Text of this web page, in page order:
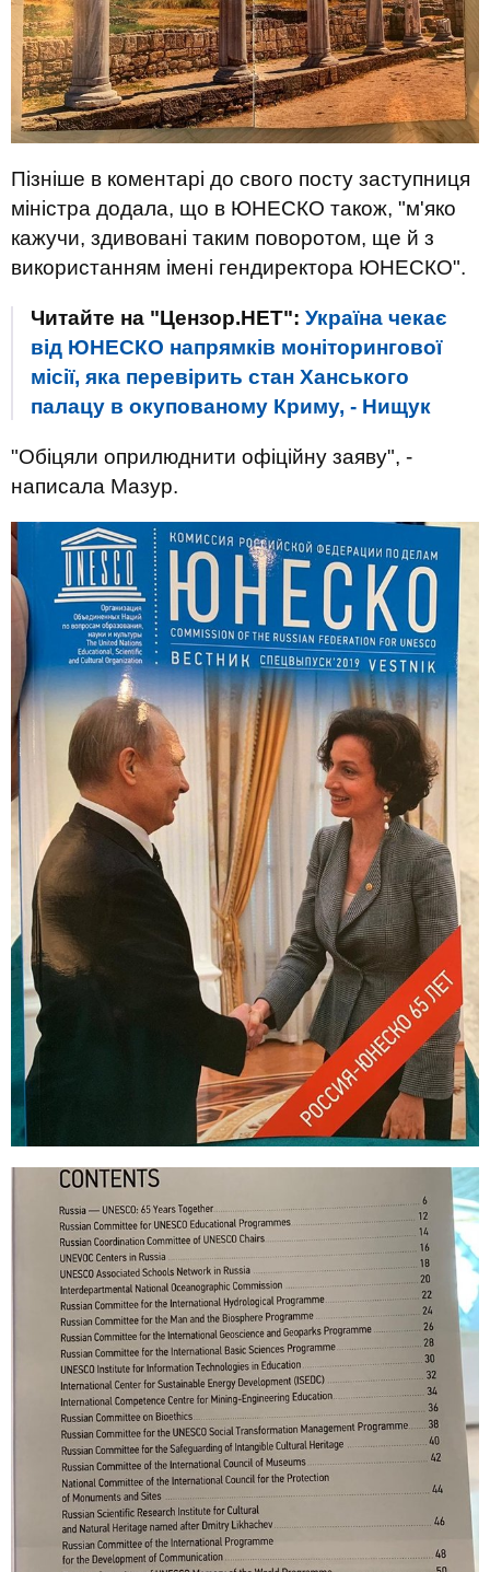
Пізніше в коментарі до свого посту заступниця
міністра додала, що в ЮНЕСКО також, "м'яко
кажучи, здивовані таким поворотом, ще й з
використанням імені гендиректора ЮНЕСКО".
Читайте на "Цензор.НЕТ": Україна чекає
від ЮНЕСКО напрямків моніторингової
місії, яка перевірить стан Ханського
палацу в окупованому Криму, - Нищук
"Обіцяли оприлюднити офіційну заяву", -
написала Мазур.